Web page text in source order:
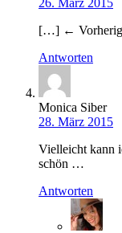
26. März 2015
[…] ←
Antworten
Monica Siber
28. März 2015
Vielleicht kann
schön …
Antworten